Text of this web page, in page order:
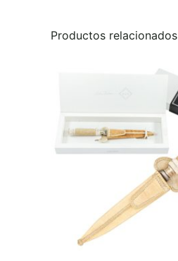
Productos relacionados